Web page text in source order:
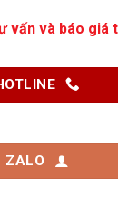
vấn và báo giá
ZALO